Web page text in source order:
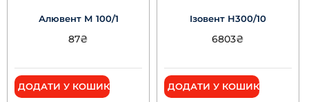
Алювент М 100/1
87₴
ДОДАТИ У КОШИК
Ізовент Н300/10
6803₴
ДОДАТИ У КОШИК